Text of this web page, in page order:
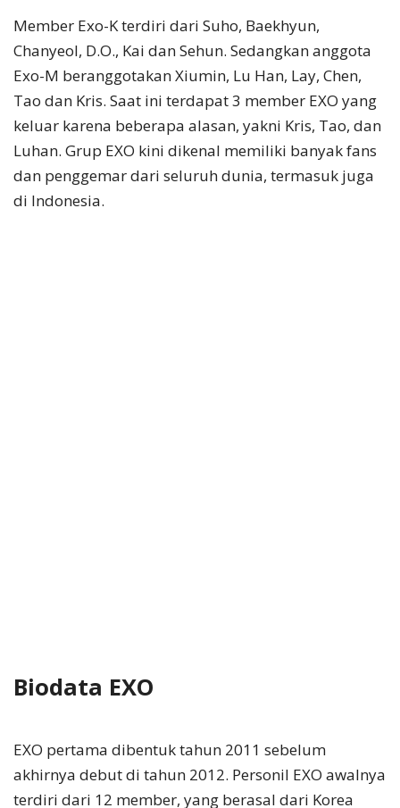
Member Exo-K terdiri dari Suho, Baekhyun,
Chanyeol, D.O., Kai dan Sehun. Sedangkan anggota
Exo-M beranggotakan Xiumin, Lu Han, Lay, Chen,
Tao dan Kris. Saat ini terdapat 3 member EXO yang
keluar karena beberapa alasan, yakni Kris, Tao, dan
Luhan. Grup EXO kini dikenal memiliki banyak fans
dan penggemar dari seluruh dunia, termasuk juga
di Indonesia.
Biodata EXO
EXO pertama dibentuk tahun 2011 sebelum
akhirnya debut di tahun 2012. Personil EXO awalnya
terdiri dari 12 member, yang berasal dari Korea